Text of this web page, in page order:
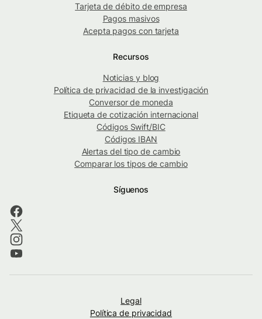
Tarjeta de débito de empresa
Pagos masivos
Acepta pagos con tarjeta
Recursos
Noticias y blog
Política de privacidad de la investigación
Conversor de moneda
Etiqueta de cotización internacional
Códigos Swift/BIC
Códigos IBAN
Alertas del tipo de cambio
Comparar los tipos de cambio
Síguenos
Legal
Política de privacidad